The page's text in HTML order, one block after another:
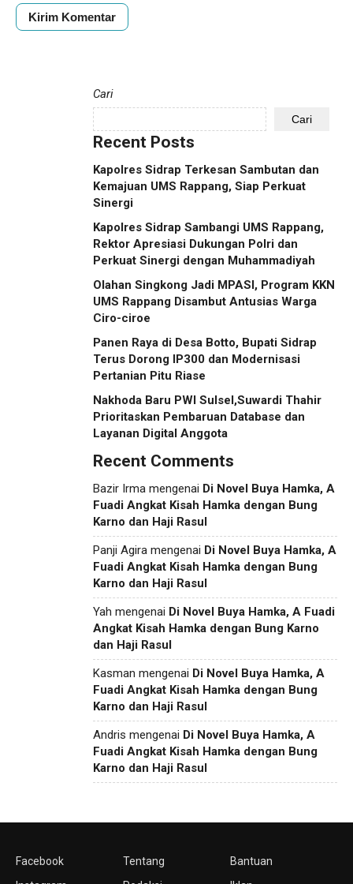
Cari
Cari
Recent Posts
Kapolres Sidrap Terkesan Sambutan dan
Kemajuan UMS Rappang, Siap Perkuat
Sinergi
Kapolres Sidrap Sambangi UMS Rappang,
Rektor Apresiasi Dukungan Polri dan
Perkuat Sinergi dengan Muhammadiyah
Olahan Singkong Jadi MPASI, Program KKN
UMS Rappang Disambut Antusias Warga
Ciro-ciroe
Panen Raya di Desa Botto, Bupati Sidrap
Terus Dorong IP300 dan Modernisasi
Pertanian Pitu Riase
Nakhoda Baru PWI Sulsel,Suwardi Thahir
Prioritaskan Pembaruan Database dan
Layanan Digital Anggota
Recent Comments
Bazir Irma mengenai Di Novel Buya Hamka, A
Fuadi Angkat Kisah Hamka dengan Bung
Karno dan Haji Rasul
Panji Agira mengenai Di Novel Buya Hamka, A
Fuadi Angkat Kisah Hamka dengan Bung
Karno dan Haji Rasul
Yah mengenai Di Novel Buya Hamka, A Fuadi
Angkat Kisah Hamka dengan Bung Karno
dan Haji Rasul
Kasman mengenai Di Novel Buya Hamka, A
Fuadi Angkat Kisah Hamka dengan Bung
Karno dan Haji Rasul
Andris mengenai Di Novel Buya Hamka, A
Fuadi Angkat Kisah Hamka dengan Bung
Karno dan Haji Rasul
Facebook
Tentang
Bantuan